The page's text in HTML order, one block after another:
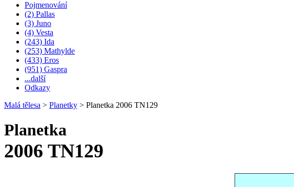
Pojmenování
(2) Pallas
(3) Juno
(4) Vesta
(243) Ida
(253) Mathylde
(433) Eros
(951) Gaspra
...další
Odkazy
Malá tělesa > Planetky > Planetka 2006 TN129
Planetka
2006 TN129